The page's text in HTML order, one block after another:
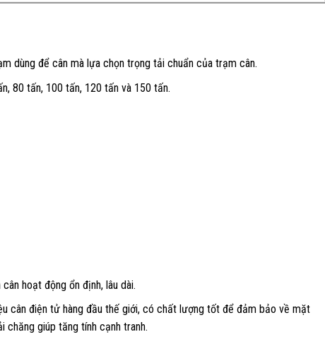
dùng để cân mà lựa chọn trọng tải chuẩn của trạm cân.
80 tấn, 100 tấn, 120 tấn và 150 tấn.
hoạt động ổn định, lâu dài.
cân điện tử hàng đầu thế giới, có chất lượng tốt để đảm bảo về mặt
chăng giúp tăng tính cạnh tranh.